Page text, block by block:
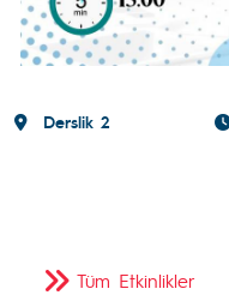
Derslik 2
Tüm Etkinlikler